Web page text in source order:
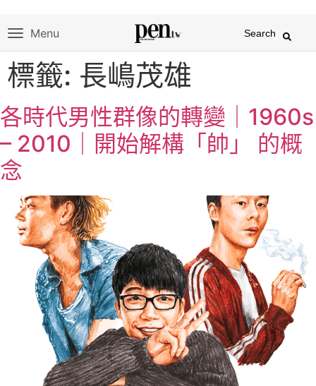
Menu Search
標籤: 長嶋茂雄
各時代男性群像的轉變｜1960s
– 2010｜開始解構「帥」 的概
念